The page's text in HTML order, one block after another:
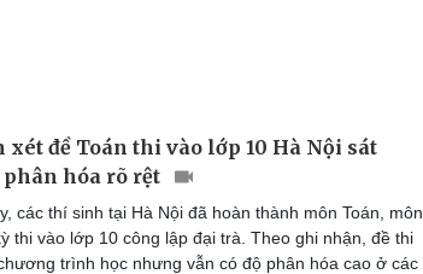
đề Toán thi vào lớp 10 Hà Nội sát
hóa rõ rệt
các thí sinh tại Hà Nội đã hoàn thành môn Toán, môn
thi vào lớp 10 công lập đại trà. Theo ghi nhận, đề thi
trình học nhưng vẫn có độ phân hóa cao ở các